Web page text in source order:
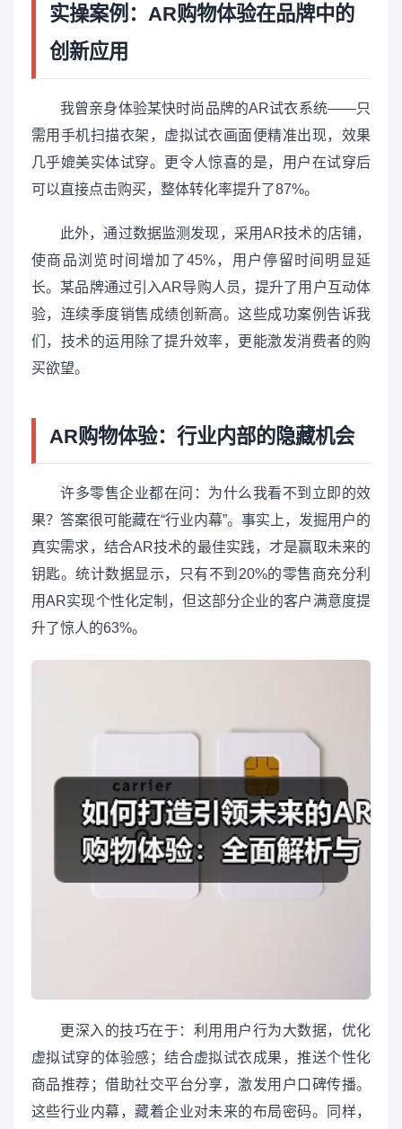
实操案例：AR购物体验在品牌中的
创新应用
我曾亲身体验某快时尚品牌的AR试衣系统——只
需用手机扫描衣架，虚拟试衣画面便精准出现，效果
几乎媲美实体试穿。更令人惊喜的是，用户在试穿后
可以直接点击购买，整体转化率提升了87%。
此外，通过数据监测发现，采用AR技术的店铺，
使商品浏览时间增加了45%，用户停留时间明显延
长。某品牌通过引入AR导购人员，提升了用户互动体
验，连续季度销售成绩创新高。这些成功案例告诉我
们，技术的运用除了提升效率，更能激发消费者的购
买欲望。
AR购物体验：行业内部的隐藏机会
许多零售企业都在问：为什么我看不到立即的效
果？答案很可能藏在“行业内幕”。事实上，发掘用户的
真实需求，结合AR技术的最佳实践，才是赢取未来的
钥匙。统计数据显示，只有不到20%的零售商充分利
用AR实现个性化定制，但这部分企业的客户满意度提
升了惊人的63%。
更深入的技巧在于：利用用户行为大数据，优化
虚拟试穿的体验感；结合虚拟试衣成果，推送个性化
商品推荐；借助社交平台分享，激发用户口碑传播。
这些行业内幕，藏着企业对未来的布局密码。同样，